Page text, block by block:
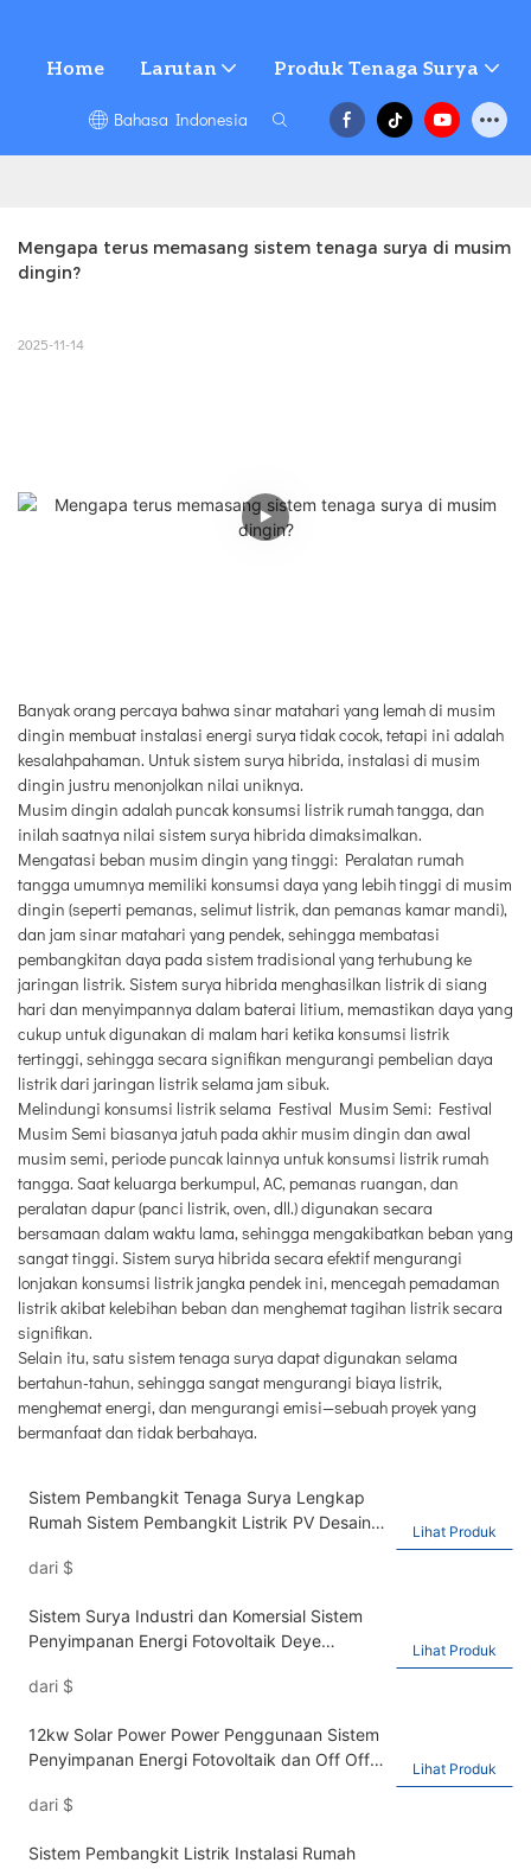
Home Larutan Produk Tenaga Surya
Bahasa Indonesia
Mengapa terus memasang sistem tenaga surya di musim
dingin?
2025-11-14
Banyak orang percaya bahwa sinar matahari yang lemah di musim
dingin membuat instalasi energi surya tidak cocok, tetapi ini adalah
kesalahpahaman. Untuk sistem surya hibrida, instalasi di musim
dingin justru menonjolkan nilai uniknya.
Musim dingin adalah puncak konsumsi listrik rumah tangga, dan
inilah saatnya nilai sistem surya hibrida dimaksimalkan.
Mengatasi beban musim dingin yang tinggi: Peralatan rumah
tangga umumnya memiliki konsumsi daya yang lebih tinggi di musim
dingin (seperti pemanas, selimut listrik, dan pemanas kamar mandi),
dan jam sinar matahari yang pendek, sehingga membatasi
pembangkitan daya pada sistem tradisional yang terhubung ke
jaringan listrik. Sistem surya hibrida menghasilkan listrik di siang
hari dan menyimpannya dalam baterai litium, memastikan daya yang
cukup untuk digunakan di malam hari ketika konsumsi listrik
tertinggi, sehingga secara signifikan mengurangi pembelian daya
listrik dari jaringan listrik selama jam sibuk.
Melindungi konsumsi listrik selama Festival Musim Semi: Festival
Musim Semi biasanya jatuh pada akhir musim dingin dan awal
musim semi, periode puncak lainnya untuk konsumsi listrik rumah
tangga. Saat keluarga berkumpul, AC, pemanas ruangan, dan
peralatan dapur (panci listrik, oven, dll.) digunakan secara
bersamaan dalam waktu lama, sehingga mengakibatkan beban yang
sangat tinggi. Sistem surya hibrida secara efektif mengurangi
lonjakan konsumsi listrik jangka pendek ini, mencegah pemadaman
listrik akibat kelebihan beban dan menghemat tagihan listrik secara
signifikan.
Selain itu, satu sistem tenaga surya dapat digunakan selama
bertahun-tahun, sehingga sangat mengurangi biaya listrik,
menghemat energi, dan mengurangi emisi—sebuah proyek yang
bermanfaat dan tidak berbahaya.
Sistem Pembangkit Tenaga Surya Lengkap
Rumah Sistem Pembangkit Listrik PV Desain
dari $
Lihat Produk
Sistem Surya Industri dan Komersial Sistem
Penyimpanan Energi Fotovoltaik Deye
512V50KWH
dari $
Lihat Produk
12kw Solar Power Power Penggunaan Sistem
Penyimpanan Energi Fotovoltaik dan Off Off
dari $
Lihat Produk
Sistem Pembangkit Listrik Instalasi Rumah